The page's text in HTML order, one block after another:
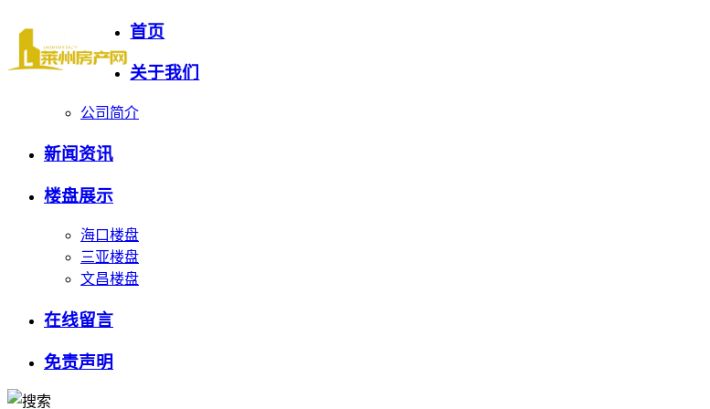
首页
关于我们
公司简介
新闻资讯
楼盘展示
海口楼盘
三亚楼盘
文昌楼盘
在线留言
免责声明